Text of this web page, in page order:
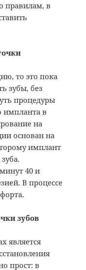
правилам, в
то это пока
зубы, без
процедуры
импланта в
на
основан на
имплант
40 и
В процессе
зубов
является
прост: в